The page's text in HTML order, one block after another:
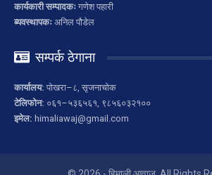
कार्यकारी सम्पादकः गणेश पहारी
ब्यवस्थापकः अनिल पौडेल
सम्पर्क ठेगाना
कार्यालय: पोखरा–८, सृजनाचोक
टेलिफोन: ०६१–५३६५६१, ९८५६०३२१००
इमेल: himaliawaj@gmail.com